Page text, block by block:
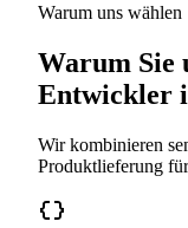
Warum uns wählen
Warum Sie
Entwickler
Wir kombinieren
Produktlieferung